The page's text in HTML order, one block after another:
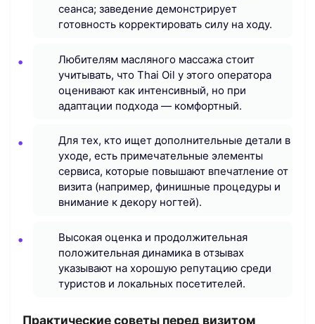
сеанса; заведение демонстрирует
готовность корректировать силу на ходу.
Любителям масляного массажа стоит
учитывать, что Thai Oil у этого оператора
оценивают как интенсивный, но при
адаптации подхода — комфортный.
Для тех, кто ищет дополнительные детали в
уходе, есть примечательные элементы
сервиса, которые повышают впечатление от
визита (например, финишные процедуры и
внимание к декору ногтей).
Высокая оценка и продолжительная
положительная динамика в отзывах
указывают на хорошую репутацию среди
туристов и локальных посетителей.
Практические советы перед визитом